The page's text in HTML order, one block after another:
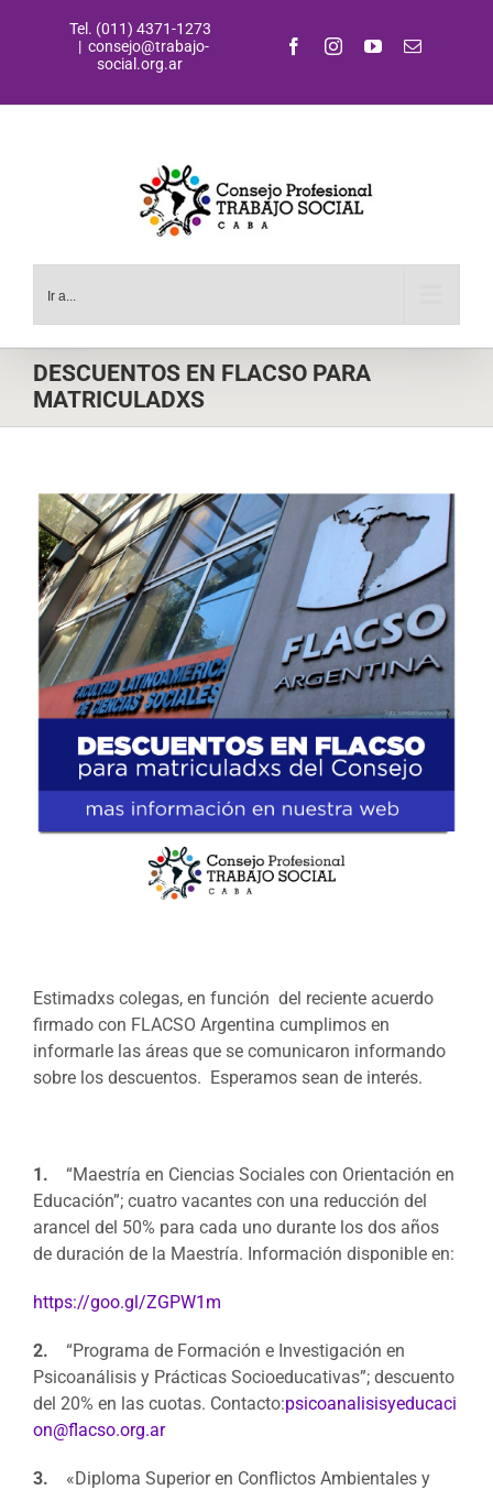
Tel. (011) 4371-1273
| consejo@trabajo-
social.org.ar
FacebookInstagramYouTubeCorreo
Ir a...
DESCUENTOS EN FLACSO PARA
MATRICULADXS
Estimadxs colegas, en función del reciente acuerdo
firmado con FLACSO Argentina cumplimos en
informarle las áreas que se comunicaron informando
sobre los descuentos. Esperamos sean de interés.
1.
“Maestría en Ciencias Sociales con Orientación en
Educación”; cuatro vacantes con una reducción del
arancel del 50% para cada uno durante los dos años
de duración de la Maestría. Información disponible en:
https://goo.gl/ZGPW1m
2.
“Programa de Formación e Investigación en
Psicoanálisis y Prácticas Socioeducativas”; descuento
del 20% en las cuotas. Contacto:psicoanalisisyeducaci
on@flacso.org.ar
3.
«Diploma Superior en Conflictos Ambientales y